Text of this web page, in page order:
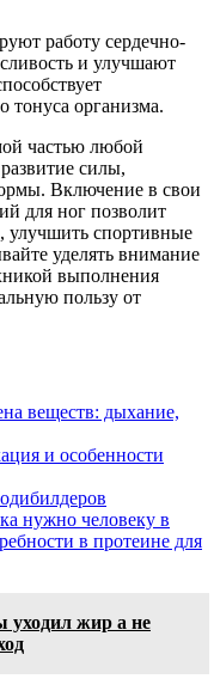
работу сердечно-
и улучшают
тонуса организма.
частью любой
силы,
Включение в свои
для ног позволит
улучшить спортивные
уделять внимание
выполнения
пользу от
веществ: дыхание,
и особенности
нужно человеку в
в протеине для
уходил жир а не